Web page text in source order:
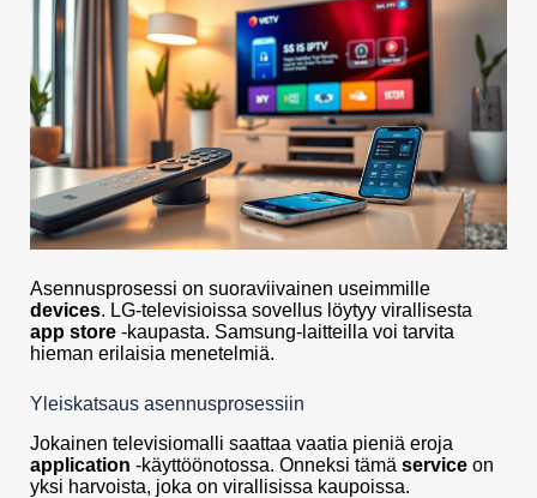
Asennusprosessi on suoraviivainen useimmille
devices. LG-televisioissa sovellus löytyy virallisesta
app store -kaupasta. Samsung-laitteilla voi tarvita
hieman erilaisia menetelmiä.
Yleiskatsaus asennusprosessiin
Jokainen televisiomalli saattaa vaatia pieniä eroja
application -käyttöönotossa. Onneksi tämä service on
yksi harvoista, joka on virallisissa kaupoissa.